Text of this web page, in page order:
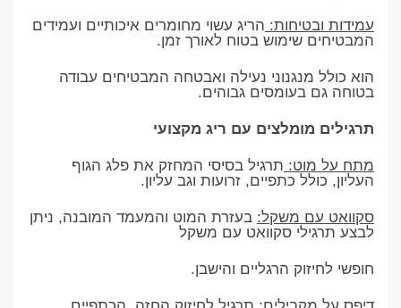
עמידות ובטיחות: הריג עשוי מחומרים איכותיים ועמידים
המבטיחים שימוש בטוח לאורך זמן.
הוא כולל מנגנוני נעילה ואבטחה המבטיחים עבודה
בטוחה גם בעומסים גבוהים.
תרגילים מומלצים עם ריג מקצועי
מתח על מוט: תרגיל בסיסי המחזק את פלג הגוף
העליון, כולל כתפיים, זרועות וגב עליון.
סקוואט עם משקל: בעזרת המוט והמעמד המובנה, ניתן
לבצע תרגילי סקוואט עם משקל
חופשי לחיזוק הרגליים והישבן.